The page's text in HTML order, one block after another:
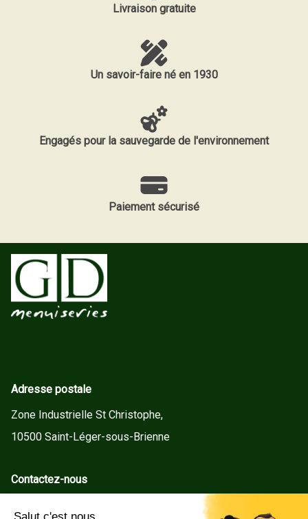
Livraison gratuite
Un savoir-faire né en 1930
Engagés pour la sauvegarde de l'environnement
Paiement sécurisé
Adresse postale
Zone Industrielle St Christophe,
10500 Saint-Léger-sous-Brienne
Contactez-nous